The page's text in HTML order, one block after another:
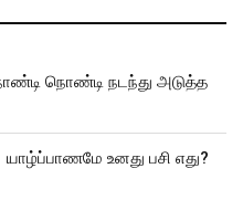
நொண்டி நடந்து அடுத்த
யாழ்ப்பாணமே உனது பசி எது?